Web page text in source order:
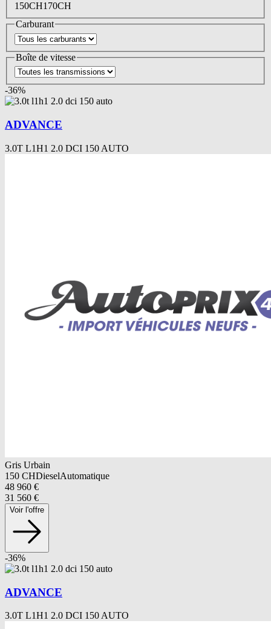
150CH170CH
Carburant
Boîte de vitesse
-36%
ADVANCE
3.0T L1H1 2.0 DCI 150 AUTO
Gris Urbain
150 CHDieselAutomatique
48 960 €
31 560 €
Voir l'offre
-36%
ADVANCE
3.0T L1H1 2.0 DCI 150 AUTO